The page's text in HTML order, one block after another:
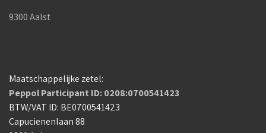
9300 Aalst
Maatschappelijke zetel:
Peppol Participant ID: 0208:0700541423
BTW/VAT ID: BE0700541423
Capucienenlaan 88